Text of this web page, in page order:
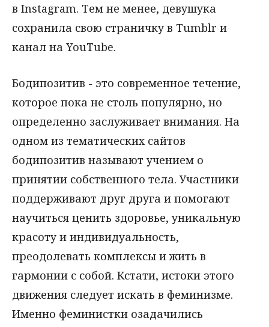
в Instagram. Тем не менее, девушука
сохранила свою страничку в Tumblr и
канал на YouTube.
Бодипозитив - это современное течение,
которое пока не столь популярно, но
определенно заслуживает внимания. На
одном из тематических сайтов
бодипозитив называют учением о
принятии собственного тела. Участники
поддерживают друг друга и помогают
научиться ценить здоровье, уникальную
красоту и индивидуальность,
преодолевать комплексы и жить в
гармонии с собой. Кстати, истоки этого
движения следует искать в феминизме.
Именно феминистки озадачились